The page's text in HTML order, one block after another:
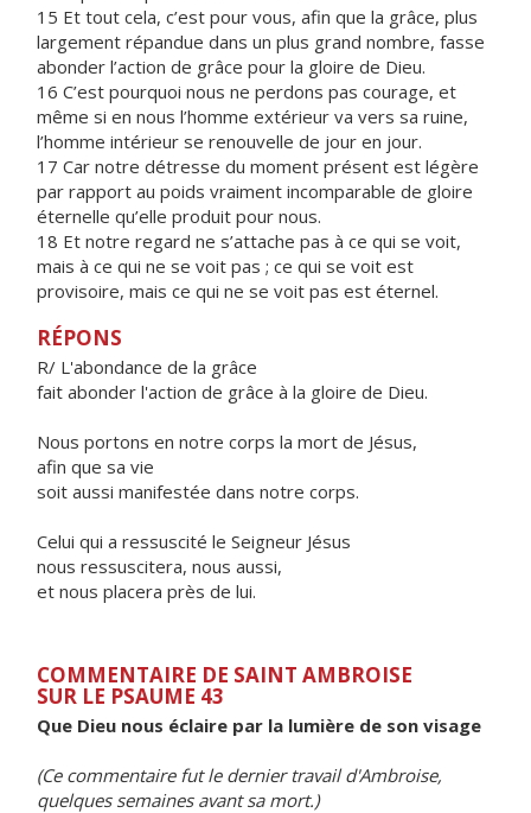
15 Et tout cela, c’est pour vous, afin que la grâce, plus
largement répandue dans un plus grand nombre, fasse
abonder l’action de grâce pour la gloire de Dieu.
16 C’est pourquoi nous ne perdons pas courage, et
même si en nous l’homme extérieur va vers sa ruine,
l’homme intérieur se renouvelle de jour en jour.
17 Car notre détresse du moment présent est légère
par rapport au poids vraiment incomparable de gloire
éternelle qu’elle produit pour nous.
18 Et notre regard ne s’attache pas à ce qui se voit,
mais à ce qui ne se voit pas ; ce qui se voit est
provisoire, mais ce qui ne se voit pas est éternel.
RÉPONS
R/ L'abondance de la grâce
fait abonder l'action de grâce à la gloire de Dieu.
Nous portons en notre corps la mort de Jésus,
afin que sa vie
soit aussi manifestée dans notre corps.
Celui qui a ressuscité le Seigneur Jésus
nous ressuscitera, nous aussi,
et nous placera près de lui.
COMMENTAIRE DE SAINT AMBROISE
SUR LE PSAUME 43
Que Dieu nous éclaire par la lumière de son visage
(Ce commentaire fut le dernier travail d'Ambroise,
quelques semaines avant sa mort.)